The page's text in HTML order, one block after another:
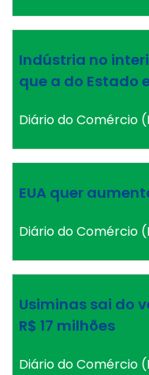
Indústria no
que a do Estado
Diário do Comércio
EUA quer
Diário do Comércio
Usiminas sai do
R$ 17 milhões
Diário do Comércio